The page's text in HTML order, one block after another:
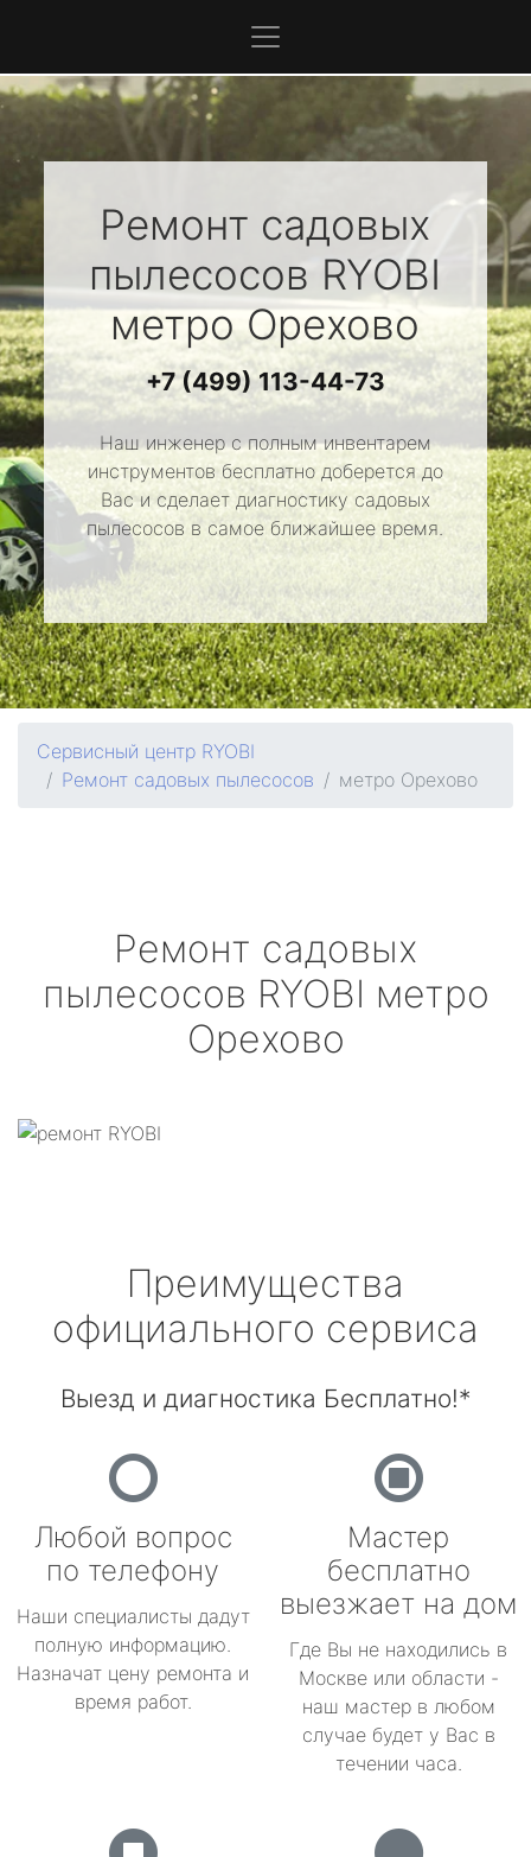
Ремонт садовых
пылесосов RYOBI
метро Орехово
+7 (499) 113-44-73
Наш инженер с полным инвентарем
инструментов бесплатно доберется до
Вас и сделает диагностику садовых
пылесосов в самое ближайшее время.
Сервисный центр RYOBI
Ремонт садовых пылесосов
метро Орехово
Ремонт садовых
пылесосов RYOBI метро
Орехово
Преимущества
официального сервиса
Выезд и диагностика Бесплатно!*
Любой вопрос
по телефону
Наши специалисты дадут
полную информацию.
Назначат цену ремонта и
время работ.
Мастер
бесплатно
выезжает на дом
Где Вы не находились в
Москве или области -
наш мастер в любом
случае будет у Вас в
течении часа.